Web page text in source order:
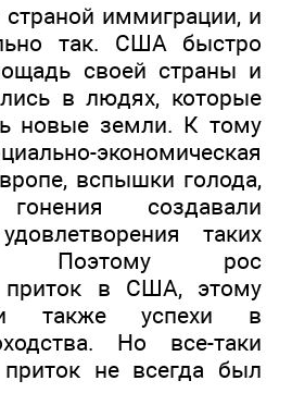
иммиграции, и
так. США быстро
своей страны и
в людях, которые
новые земли. К тому
экономическая
вспышки голода,
создавали
таких
Поэтому рос
приток в США, этому
также успехи в
Но все-таки
не всегда был